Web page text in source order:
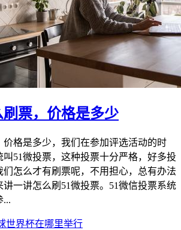
刷票，价格是多少
价格是多少，我们在参加评选活动的时
51微投票，这种投票十分严格，好多投
怎么才有刷票呢，不用担心，总有办法
一讲怎么刷51微投票。51微信投票系统
...
世界杯在哪里举行